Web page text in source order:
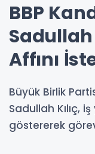
BBP
Sadullah
Affını
Büyük Birlik
Sadullah Kılıç,
göstererek